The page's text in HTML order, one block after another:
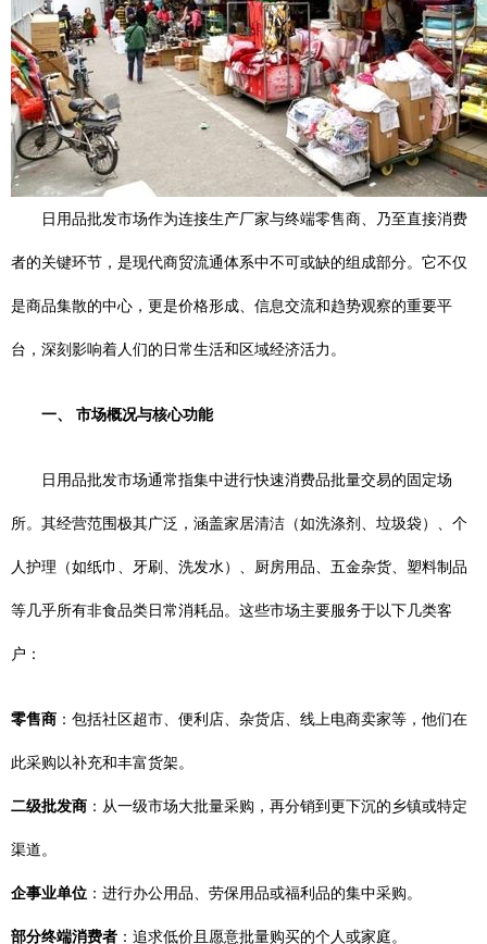
日用品批发市场作为连接生产厂家与终端零售商、乃至直接消费
者的关键环节，是现代商贸流通体系中不可或缺的组成部分。它不仅
是商品集散的中心，更是价格形成、信息交流和趋势观察的重要平
台，深刻影响着人们的日常生活和区域经济活力。
一、 市场概况与核心功能
日用品批发市场通常指集中进行快速消费品批量交易的固定场
所。其经营范围极其广泛，涵盖家居清洁（如洗涤剂、垃圾袋）、个
人护理（如纸巾、牙刷、洗发水）、厨房用品、五金杂货、塑料制品
等几乎所有非食品类日常消耗品。这些市场主要服务于以下几类客
户：
零售商 ：包括社区超市、便利店、杂货店、线上电商卖家等，他们在
此采购以补充和丰富货架。
二级批发商 ：从一级市场大批量采购，再分销到更下沉的乡镇或特定
渠道。
企事业单位 ：进行办公用品、劳保用品或福利品的集中采购。
部分终端消费者 ：追求低价且愿意批量购买的个人或家庭。